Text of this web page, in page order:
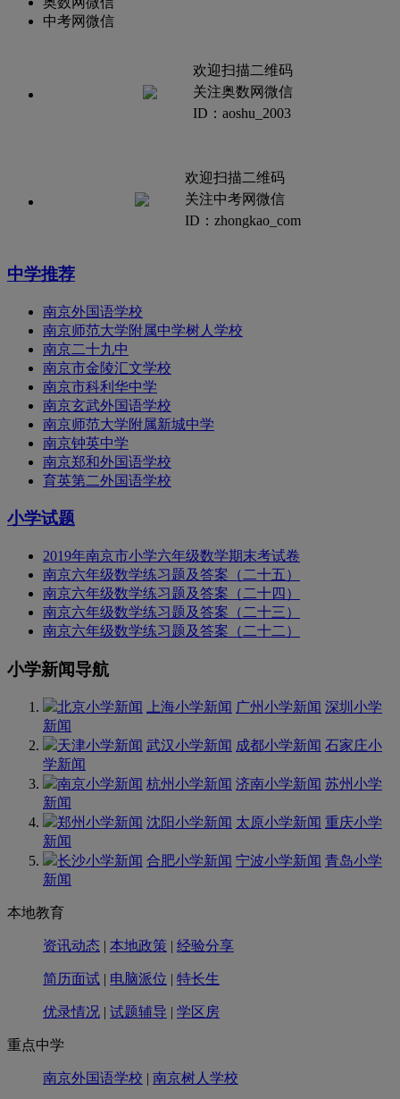
中考网微信
欢迎扫描二维码
关注奥数网微信
ID：aoshu_2003
欢迎扫描二维码
关注中考网微信
ID：zhongkao_com
中学推荐
南京外国语学校
南京师范大学附属中学树人学校
南京二十九中
南京市金陵汇文学校
南京市科利华中学
南京玄武外国语学校
南京师范大学附属新城中学
南京钟英中学
南京郑和外国语学校
育英第二外国语学校
小学试题
2019年南京市小学六年级数学期末考试卷
南京六年级数学练习题及答案（二十五）
南京六年级数学练习题及答案（二十四）
南京六年级数学练习题及答案（二十三）
南京六年级数学练习题及答案（二十二）
小学新闻导航
北京小学新闻 上海小学新闻 广州小学新闻 深圳小学
新闻
天津小学新闻 武汉小学新闻 成都小学新闻 石家庄小
学新闻
南京小学新闻 杭州小学新闻 济南小学新闻 苏州小学
新闻
郑州小学新闻 沈阳小学新闻 太原小学新闻 重庆小学
新闻
长沙小学新闻 合肥小学新闻 宁波小学新闻 青岛小学
新闻
本地教育
资讯动态 | 本地政策 | 经验分享
简历面试 | 电脑派位 | 特长生
优录情况 | 试题辅导 | 学区房
重点中学
南京外国语学校 | 南京树人学校